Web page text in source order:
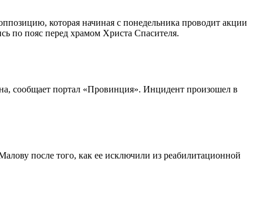
которая начиная с понедельника проводит акции
по пояс перед храмом Христа Спасителя.
сообщает портал «Провинция». Инцидент произошел в
после того, как ее исключили из реабилитационной